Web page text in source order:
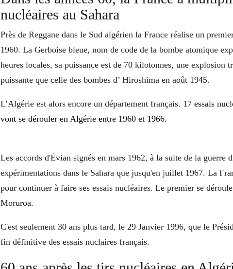
nucléaires au Sahara
Près de Reggane dans le Sud algérien la France réalise un
1960. La Gerboise bleue, nom de code de la bombe atomique
heures locales, sa puissance est de 70 kilotonnes, une explosion
puissante que celle des bombes d’ Hiroshima en août 1945.
L’Algérie est alors encore un département français. 17 essais
vont se dérouler en Algérie entre 1960 et 1966.
Les accords d'Évian signés en mars 1962, à la suite de la guerre
expérimentations dans le Sahara que jusqu'en juillet 1967. La
pour continuer à faire ses essais nucléaires. Le premier se
Moruroa.
C'est seulement 30 ans plus tard, le 29 Janvier 1996, que le
fin définitive des essais nuclaires français.